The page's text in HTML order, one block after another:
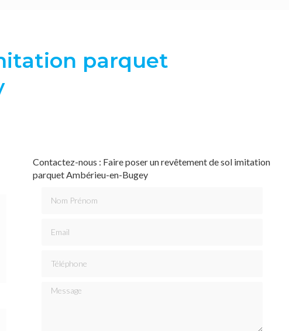
parquet
Contactez-nous : Faire poser un revêtement de sol imitation
parquet Ambérieu-en-Bugey
Message